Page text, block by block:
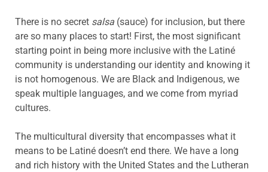
There is no secret salsa (sauce) for inclusion, but there
are so many places to start! First, the most significant
starting point in being more inclusive with the Latiné
community is understanding our identity and knowing it
is not homogenous. We are Black and Indigenous, we
speak multiple languages, and we come from myriad
cultures.
The multicultural diversity that encompasses what it
means to be Latiné doesn’t end there. We have a long
and rich history with the United States and the Lutheran